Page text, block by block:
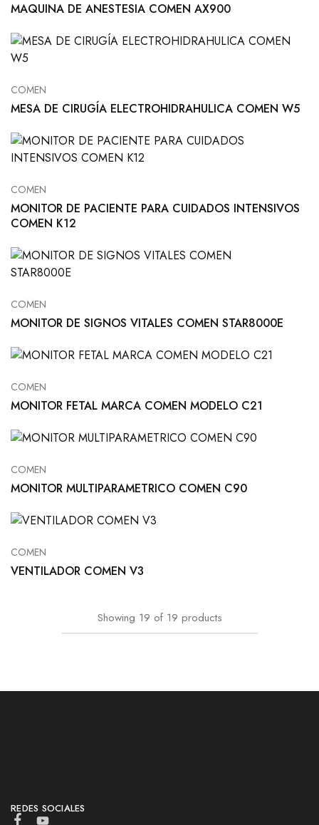
MAQUINA DE ANESTESIA COMEN AX900
COMEN
MESA DE CIRUGÍA ELECTROHIDRAHULICA COMEN W5
COMEN
MONITOR DE PACIENTE PARA CUIDADOS INTENSIVOS
COMEN K12
COMEN
MONITOR DE SIGNOS VITALES COMEN STAR8000E
COMEN
MONITOR FETAL MARCA COMEN MODELO C21
COMEN
MONITOR MULTIPARAMETRICO COMEN C90
COMEN
VENTILADOR COMEN V3
Showing 19 of 19 products
REDES SOCIALES